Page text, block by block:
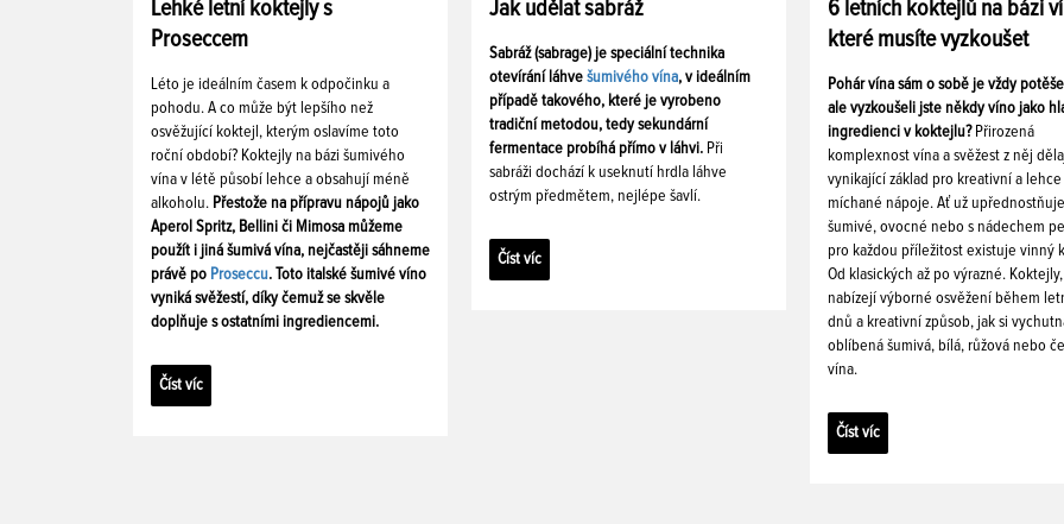
Lehké letní koktejly s
Proseccem
Léto je ideálním časem k odpočinku a
pohodu. A co může být lepšího než
osvěžující koktejl, kterým oslavíme toto
roční období? Koktejly na bázi šumivého
vína v létě působí lehce a obsahují méně
alkoholu. Přestože na přípravu nápojů jako
Aperol Spritz, Bellini či Mimosa můžeme
použít i jiná šumivá vína, nejčastěji sáhneme
právě po Proseccu. Toto italské šumivé víno
vyniká svěžestí, díky čemuž se skvěle
doplňuje s ostatními ingrediencemi.
Číst víc
Jak udělat sabráž
Sabráž (sabrage) je speciální technika
otevírání láhve šumivého vína, v ideálním
případě takového, které je vyrobeno
tradiční metodou, tedy sekundární
fermentace probíhá přímo v láhvi. Při
sabráži dochází k useknutí hrdla láhve
ostrým předmětem, nejlépe šavlí.
Číst víc
6 letních koktejlů na bázi
které musíte vyzkoušet
Pohár vína sám o sobě je vždy
ale vyzkoušeli jste někdy víno jako
ingredienci v koktejlu? Přirozená
komplexnost vína a svěžest z něj
vynikající základ pro kreativní a lehce
míchané nápoje. Ať už
šumivé, ovocné nebo s nádechem
pro každou příležitost existuje vinný
Od klasických až po výrazné. Koktejly,
nabízejí výborné osvěžení během
dnů a kreativní způsob, jak si
oblíbená šumivá, bílá, růžová nebo
vína.
Číst víc